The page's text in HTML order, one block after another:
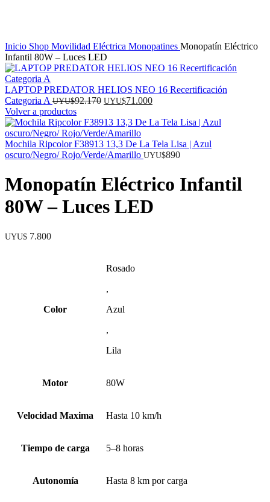
Inicio Shop Movilidad Eléctrica Monopatines Monopatín Eléctrico
Infantil 80W – Luces LED
LAPTOP PREDATOR HELIOS NEO 16 Recertificación
Categoria A UYU$92.170 El
original
era:
UYU$
92.170.
UYU$71.000El
actual
UYU$
71.000.
Volver a productos
Mochila Ripcolor F38913 13,3 De La Tela Lisa | Azul
oscuro/Negro/ Rojo/Verde/Amarillo UYU$890
Monopatín Eléctrico Infantil
80W – Luces LED
UYU$ 7.800
Color
Rosado
,
Azul
,
Lila
Motor 80W
Velocidad Maxima Hasta 10 km/h
Tiempo de carga 5–8 horas
Autonomía Hasta 8 km por carga